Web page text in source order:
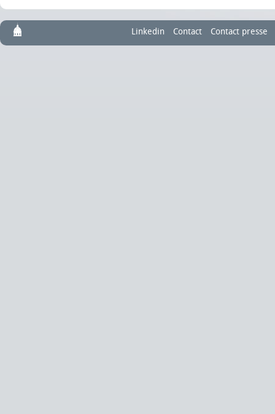
Linkedin Contact Contact presse